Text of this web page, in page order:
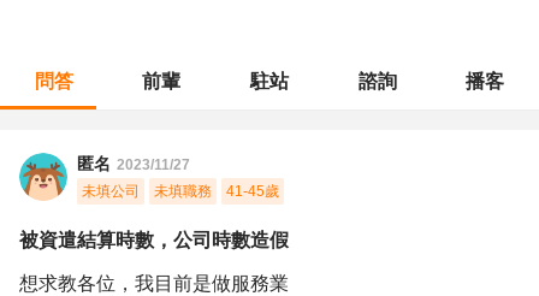
問答 前輩 駐站 諮詢 播客
匿名 2023/11/27
未填公司
未填職務 41-45歲
被資遣結算時數，公司時數造假
想求教各位，我目前是做服務業